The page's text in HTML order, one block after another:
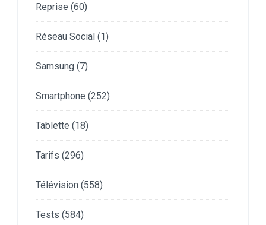
Reprise (60)
Réseau Social (1)
Samsung (7)
Smartphone (252)
Tablette (18)
Tarifs (296)
Télévision (558)
Tests (584)